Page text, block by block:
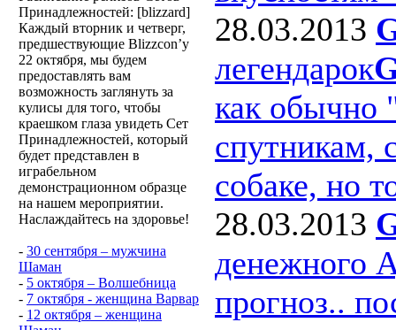
Принадлежностей: [blizzard]
Каждый вторник и четверг,
предшествующие Blizzcon’у
22 октября, мы будем
предоставлять вам
возможность заглянуть за
кулисы для того, чтобы
краешком глаза увидеть Сет
Принадлежностей, который
будет представлен в
играбельном
демонстрационном образце
на нашем мероприятии.
Наслаждайтесь на здоровье!
- 30 сентября – мужчина
Шаман
- 5 октября – Волшебница
- 7 октября - женщина Варвар
- 12 октября – женщина
28.03.2013
легендарок
как обычно
спутникам,
собаке, но
28.03.2013
денежного
прогноз..